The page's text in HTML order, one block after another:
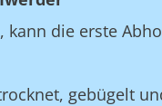
kann die erste
gebügelt